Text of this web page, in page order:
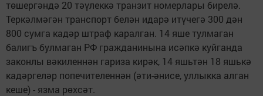
төшергәндә 20 тәүлеккә транзит номерлары бирелә.
Теркәлмәгән транспорт белән идарә итүчегә 300 дән
800 сумга кадәр штраф каралган. 14 яше тулмаган
балигъ булмаган РФ гражданинына исәпкә куйганда
законлы вәкиленнән гариза кирәк, 14 яшьтән 18 яшькә
кадәргеләр попечителеннән (әти-әнисе, уллыкка алган
кеше) - язма рөхсәт.